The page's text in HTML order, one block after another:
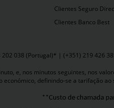
Clientes Seguro
Clientes Banco Best
202 038 (Portugal)* | (+351) 219 426
e, nos minutos seguintes, nos
económico, definindo-se a tarifação
**Custo de chamada